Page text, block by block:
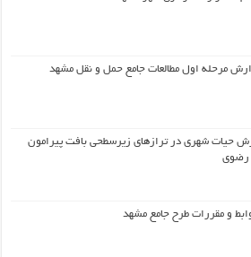
مرحله اول مطالعات جامع حمل و نقل مشهد
حیات شهري در ترازهاي زیرسطحی بافت پیرامون
رضوي
و مقررات طرح جامع مشهد